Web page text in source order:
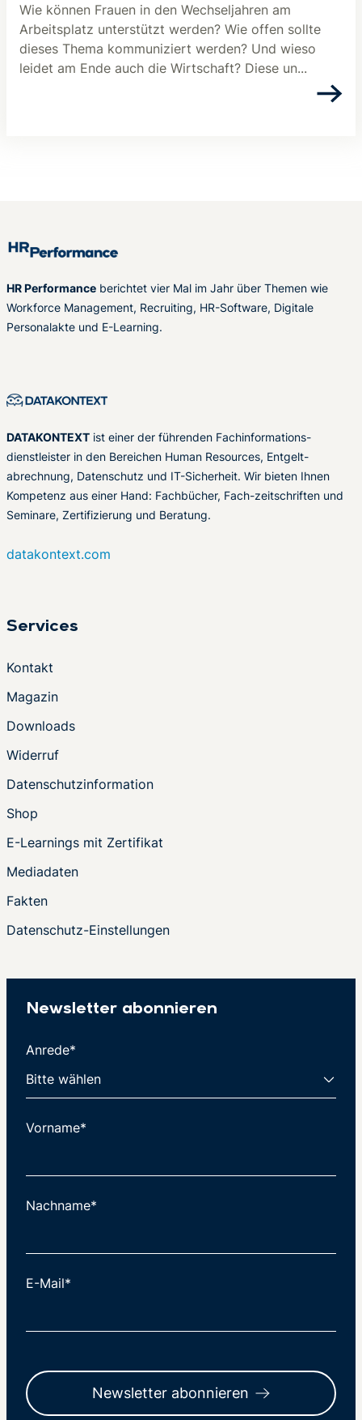
Wie können Frauen in den Wechseljahren am
Arbeitsplatz unterstützt werden? Wie offen sollte
dieses Thema kommuniziert werden? Und wieso
leidet am Ende auch die Wirtschaft? Diese un...
HR Performance berichtet vier Mal im Jahr über Themen wie
Workforce Management, Recruiting, HR-Software, Digitale
Personalakte und E-Learning.
DATAKONTEXT ist einer der führenden Fachinformations-
dienstleister in den Bereichen Human Resources, Entgelt-
abrechnung, Datenschutz und IT-Sicherheit. Wir bieten Ihnen
Kompetenz aus einer Hand: Fachbücher, Fach-zeitschriften und
Seminare, Zertifizierung und Beratung.
datakontext.com
Services
Kontakt
Magazin
Downloads
Widerruf
Datenschutzinformation
Shop
E-Learnings mit Zertifikat
Mediadaten
Fakten
Datenschutz-Einstellungen
Newsletter abonnieren
Anrede*
Vorname*
Nachname*
E-Mail*
Newsletter abonnieren